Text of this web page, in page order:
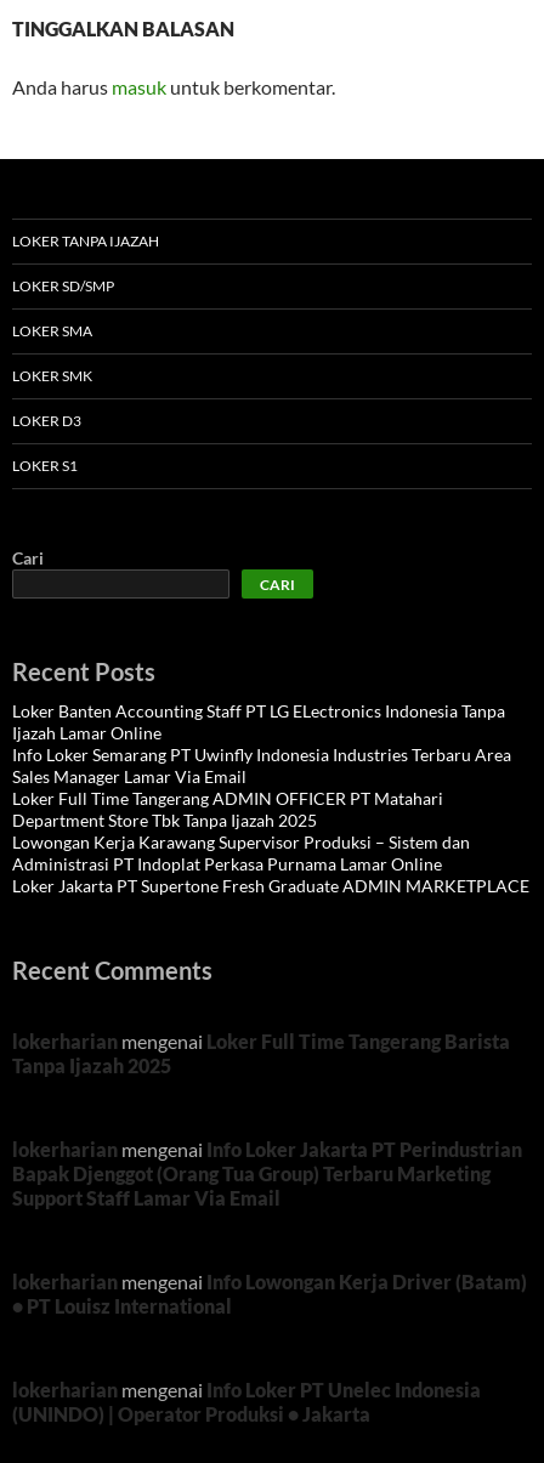
TINGGALKAN BALASAN
Anda harus masuk untuk berkomentar.
LOKER TANPA IJAZAH
LOKER SD/SMP
LOKER SMA
LOKER SMK
LOKER D3
LOKER S1
Cari
CARI
Recent Posts
Loker Banten Accounting Staff PT LG ELectronics Indonesia Tanpa
Ijazah Lamar Online
Info Loker Semarang PT Uwinfly Indonesia Industries Terbaru Area
Sales Manager Lamar Via Email
Loker Full Time Tangerang ADMIN OFFICER PT Matahari
Department Store Tbk Tanpa Ijazah 2025
Lowongan Kerja Karawang Supervisor Produksi – Sistem dan
Administrasi PT Indoplat Perkasa Purnama Lamar Online
Loker Jakarta PT Supertone Fresh Graduate ADMIN MARKETPLACE
Recent Comments
lokerharian mengenai Loker Full Time Tangerang Barista
Tanpa Ijazah 2025
lokerharian mengenai Info Loker Jakarta PT Perindustrian
Bapak Djenggot (Orang Tua Group) Terbaru Marketing
Support Staff Lamar Via Email
lokerharian mengenai Info Lowongan Kerja Driver (Batam)
• PT Louisz International
lokerharian mengenai Info Loker PT Unelec Indonesia
(UNINDO) | Operator Produksi • Jakarta